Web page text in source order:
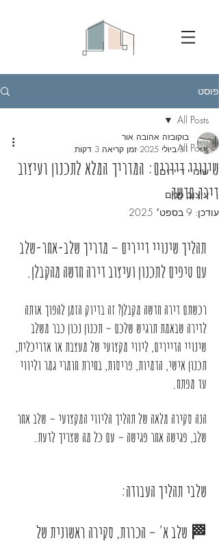
פוסט
All Posts
שינויי דיירים
עיצוב פנים
All Posts
שינויי דיירים: המדריך המלא לתכנון ועיצוב
דירה חדשה
בוקובזה אהובה אור
31 ביולי 2025
זמן קריאה 3 דקות
עודכן: 9 בספט׳ 2025
תהליך שינויי דיירים – מדריך שלב-אחר-שלב
עם טיפים לתכנון ועיצוב דירה חדשה מהקבלן.
רכשתם דירה חדשה מקבלן? זה בדיוק הזמן להפוך אותה
לדירה שבאמת תרגיש שלכם – תכנון נכון כבר משלב
שינויי הדיירים, ליווי מקצועי של מעצבת או אדריכלית,
תכנון אישי, הדמיות, פריסות, בחירת חומרי גמר וליווי
עד מפתח.
הנה סקירה מלאה של תהליך הליווי המקצועי – שלב אחר
שלב, פגישה אחר פגישה – עם כל מה שצריך לדעת.
שלבי תהליך העבודה:
🏁 שלב א' – הכרות, סקירה ראשונית של